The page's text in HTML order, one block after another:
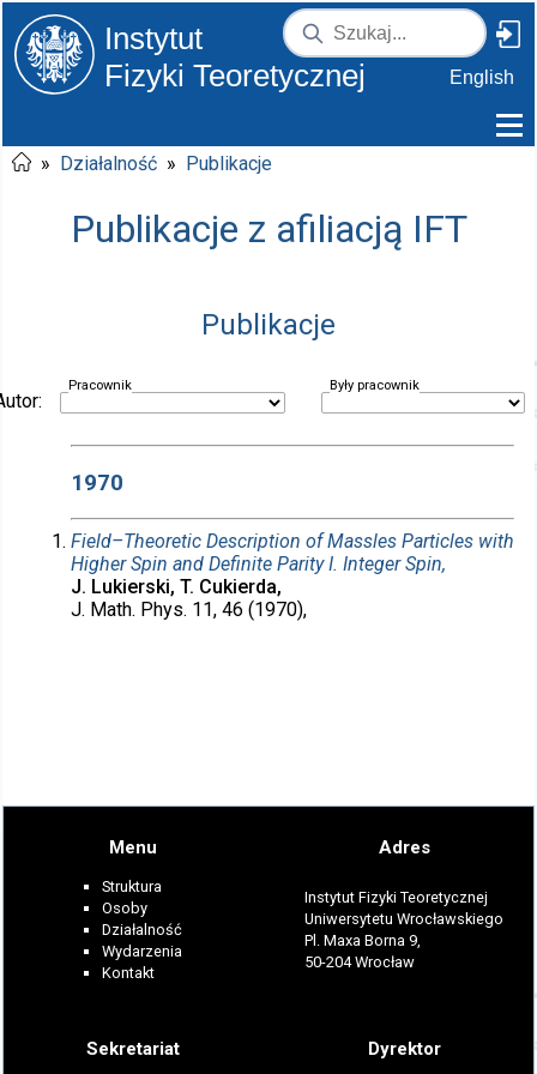
Instytut
Fizyki Teoretycznej
English
» Działalność » Publikacje
Publikacje z afiliacją IFT
Publikacje
Pracownik Były pracownik
1970
Field–Theoretic Description of Massles Particles with
Higher Spin and Definite Parity I. Integer Spin,
J. Lukierski, T. Cukierda,
J. Math. Phys. 11, 46 (1970),
Menu
Struktura
Osoby
Działalność
Wydarzenia
Kontakt
Adres
Instytut Fizyki Teoretycznej
Uniwersytetu Wrocławskiego
Pl. Maxa Borna 9,
50-204 Wrocław
Sekretariat Dyrektor